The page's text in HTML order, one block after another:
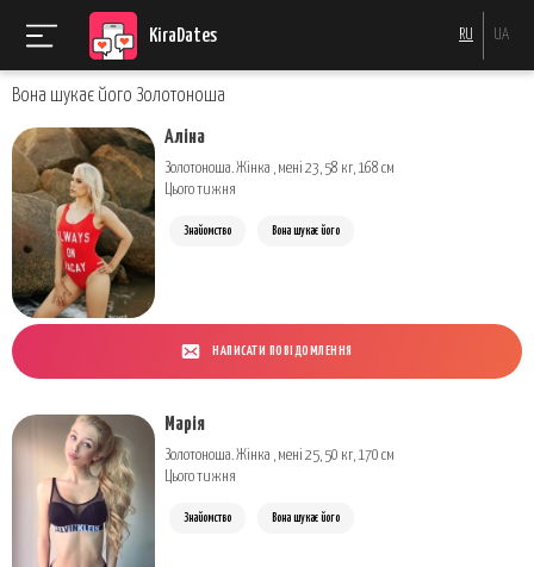
KiraDates RU UA
Вона шукає його Золотоноша
Аліна
Золотоноша. Жінка , мені 23, 58 кг, 168 см
Цього тижня
Знайомство Вона шукає його
НАПИСАТИ ПОВІДОМЛЕННЯ
Марія
Золотоноша. Жінка , мені 25, 50 кг, 170 см
Цього тижня
Знайомство Вона шукає його